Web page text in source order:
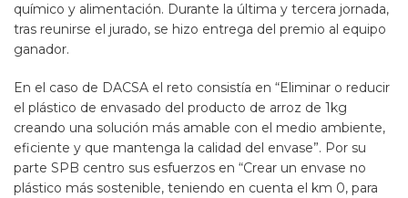
químico y alimentación. Durante la última y tercera jornada,
tras reunirse el jurado, se hizo entrega del premio al equipo
ganador.
En el caso de DACSA el reto consistía en “Eliminar o reducir
el plástico de envasado del producto de arroz de 1kg
creando una solución más amable con el medio ambiente,
eficiente y que mantenga la calidad del envase”. Por su
parte SPB centro sus esfuerzos en “Crear un envase no
plástico más sostenible, teniendo en cuenta el km 0, para